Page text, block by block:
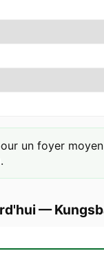
un foyer
—